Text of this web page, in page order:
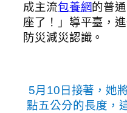
成主流包養網的普
座了！」導平臺，
防災減災認識。
5月10日接著，她
點五公分的長度，